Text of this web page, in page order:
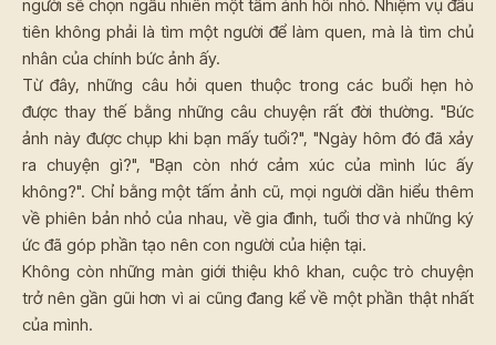
người sẽ chọn ngẫu nhiên một tấm ảnh hồi nhỏ. Nhiệm vụ đầu
tiên không phải là tìm một người để làm quen, mà là tìm chủ
nhân của chính bức ảnh ấy.
Từ đây, những câu hỏi quen thuộc trong các buổi hẹn hò
được thay thế bằng những câu chuyện rất đời thường. "Bức
ảnh này được chụp khi bạn mấy tuổi?", "Ngày hôm đó đã xảy
ra chuyện gì?", "Bạn còn nhớ cảm xúc của mình lúc ấy
không?". Chỉ bằng một tấm ảnh cũ, mọi người dần hiểu thêm
về phiên bản nhỏ của nhau, về gia đình, tuổi thơ và những ký
ức đã góp phần tạo nên con người của hiện tại.
Không còn những màn giới thiệu khô khan, cuộc trò chuyện
trở nên gần gũi hơn vì ai cũng đang kể về một phần thật nhất
của mình.